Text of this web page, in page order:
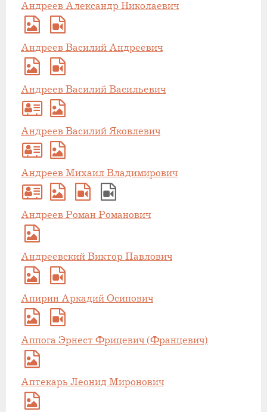
Андреев Александр Николаевич
Андреев Василий Андреевич
Андреев Василий Васильевич
Андреев Василий Яковлевич
Андреев Михаил Владимирович
Андреев Роман Романович
Андреевский Виктор Павлович
Апирин Аркадий Осипович
Аппога Эрнест Фрицевич (Францевич)
Аптекарь Леонид Миронович